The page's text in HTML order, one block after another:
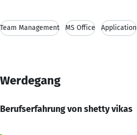
Team Management MS Office Application
Werdegang
Berufserfahrung von shetty vikas